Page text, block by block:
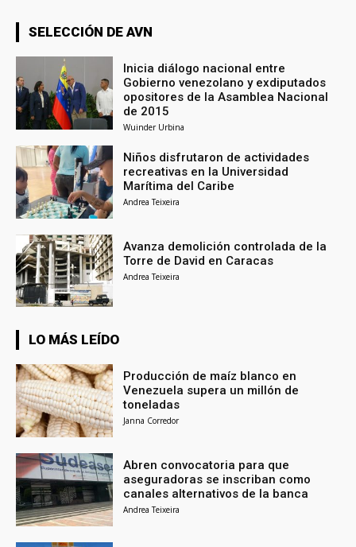
SELECCIÓN DE AVN
Inicia diálogo nacional entre
Gobierno venezolano y exdiputados
opositores de la Asamblea Nacional
de 2015
Wuinder Urbina
Niños disfrutaron de actividades
recreativas en la Universidad
Marítima del Caribe
Andrea Teixeira
Avanza demolición controlada de la
Torre de David en Caracas
Andrea Teixeira
LO MÁS LEÍDO
Producción de maíz blanco en
Venezuela supera un millón de
toneladas
Janna Corredor
Abren convocatoria para que
aseguradoras se inscriban como
canales alternativos de la banca
Andrea Teixeira